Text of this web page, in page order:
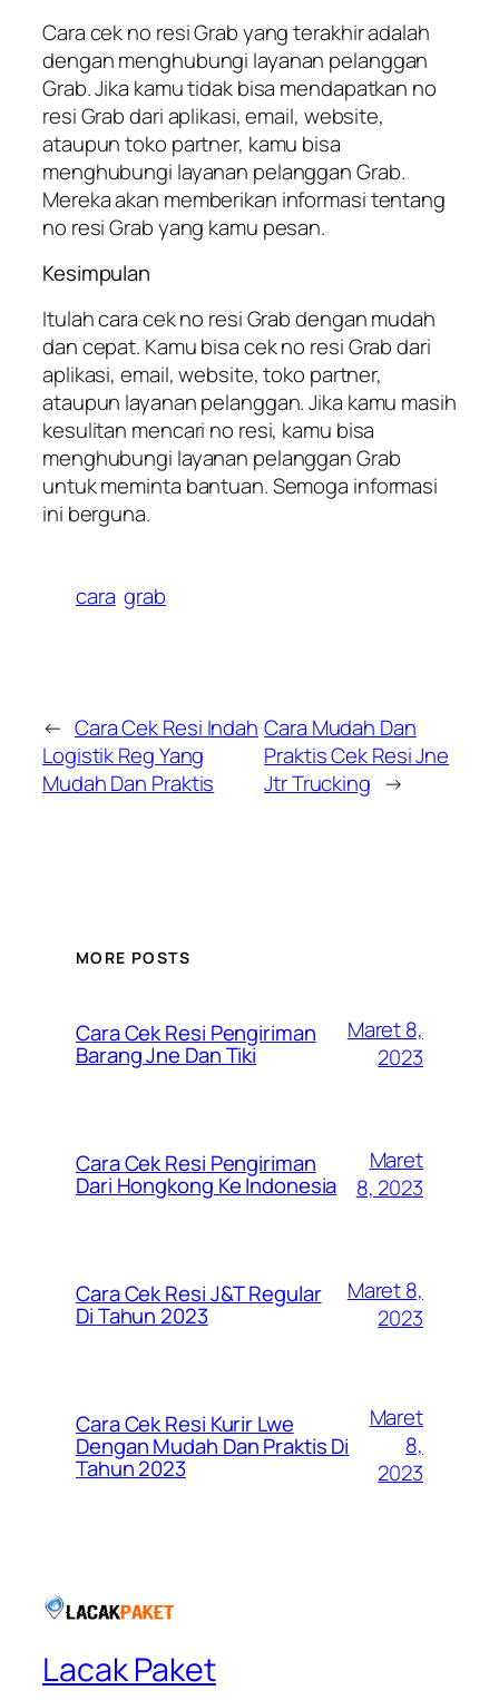
Cara cek no resi Grab yang terakhir adalah
dengan menghubungi layanan pelanggan
Grab. Jika kamu tidak bisa mendapatkan no
resi Grab dari aplikasi, email, website,
ataupun toko partner, kamu bisa
menghubungi layanan pelanggan Grab.
Mereka akan memberikan informasi tentang
no resi Grab yang kamu pesan.
Kesimpulan
Itulah cara cek no resi Grab dengan mudah
dan cepat. Kamu bisa cek no resi Grab dari
aplikasi, email, website, toko partner,
ataupun layanan pelanggan. Jika kamu masih
kesulitan mencari no resi, kamu bisa
menghubungi layanan pelanggan Grab
untuk meminta bantuan. Semoga informasi
ini berguna.
cara grab
← Cara Cek Resi Indah
Logistik Reg Yang
Mudah Dan Praktis
Cara Mudah Dan
Praktis Cek Resi Jne
Jtr Trucking →
MORE POSTS
Cara Cek Resi Pengiriman
Barang Jne Dan Tiki
Maret 8,
2023
Cara Cek Resi Pengiriman
Dari Hongkong Ke Indonesia
Maret
8, 2023
Cara Cek Resi J&T Regular
Di Tahun 2023
Maret 8,
2023
Cara Cek Resi Kurir Lwe
Dengan Mudah Dan Praktis Di
Tahun 2023
Maret
8,
2023
Lacak Paket